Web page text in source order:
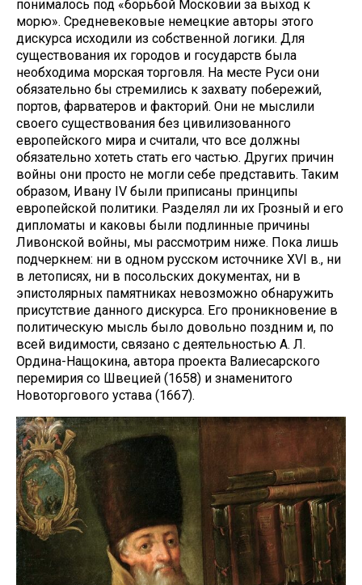
понималось под «борьбой Московии за выход к
морю». Средневековые немецкие авторы этого
дискурса исходили из собственной логики. Для
существования их городов и государств была
необходима морская торговля. На месте Руси они
обязательно бы стремились к захвату побережий,
портов, фарватеров и факторий. Они не мыслили
своего существования без цивилизованного
европейского мира и считали, что все должны
обязательно хотеть стать его частью. Других причин
войны они просто не могли себе представить. Таким
образом, Ивану IV были приписаны принципы
европейской политики. Разделял ли их Грозный и его
дипломаты и каковы были подлинные причины
Ливонской войны, мы рассмотрим ниже. Пока лишь
подчеркнем: ни в одном русском источнике ХVI в., ни
в летописях, ни в посольских документах, ни в
эпистолярных памятниках невозможно обнаружить
присутствие данного дискурса. Его проникновение в
политическую мысль было довольно поздним и, по
всей видимости, связано с деятельностью А. Л.
Ордина-Нащокина, автора проекта Валиесарского
перемирия со Швецией (1658) и знаменитого
Новоторгового устава (1667).